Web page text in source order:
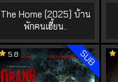
The Home (2025) บ้าน
พักคนเฮี้ยน..
SUB
5.8